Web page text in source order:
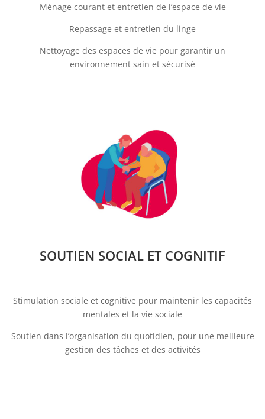
Ménage courant et entretien de l’espace de vie
Repassage et entretien du linge
Nettoyage des espaces de vie pour garantir un
environnement sain et sécurisé
SOUTIEN SOCIAL ET COGNITIF
Stimulation sociale et cognitive pour maintenir les capacités
mentales et la vie sociale
Soutien dans l’organisation du quotidien, pour une meilleure
gestion des tâches et des activités